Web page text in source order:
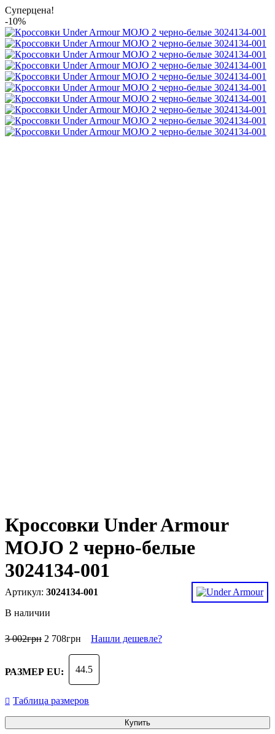
Суперцена!
-10%
Кроссовки Under Armour
MOJO 2 черно-белые
3024134-001
3024134-001
В наличии
3 002грн 2 708грн Нашли дешевле?
РАЗМЕР EU: 44.5
Таблица размеров
Купить